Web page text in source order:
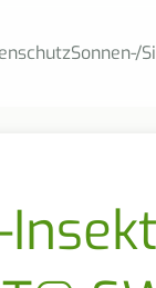
Sonnen-/